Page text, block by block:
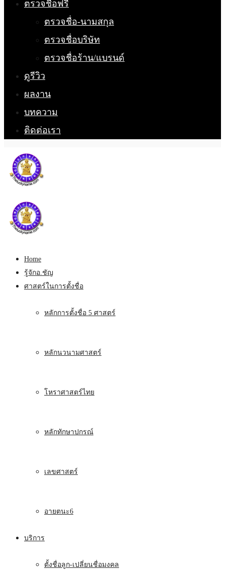
ตรวจชื่อฟรี
ตรวจชื่อ-นามสกุล
ตรวจชื่อบริษัท
ตรวจชื่อร้าน/แบรนด์
ดูรีวิว
ผลงาน
บทความ
ติดต่อเรา
Home
รู้จักอ.ชัญ
ศาสตร์ในการตั้งชื่อ
หลักการตั้งชื่อ 5 ศาสตร์
หลักนวนามศาสตร์
โหราศาสตร์ไทย
หลักทักษาปกรณ์
เลขศาสตร์
อายตนะ6
บริการ
ตั้งชื่อลูก-เปลี่ยนชื่อมงคล